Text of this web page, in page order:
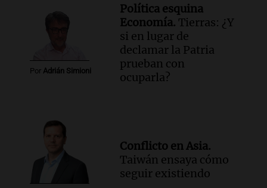
Huawei en Neuquén
Panorama Federal
Episodios
El vicegobernador de Salta resalta
la presencia de 70.000 bolivianos en la
provincia y su integración
Audio.
recordó su paso por Perú: "Nos decía
siempre: ''Difundan el milagro''"
Viva la Radio
Por Adrián Simioni
Política esquina
Economía. Tierras: ¿Y
si en lugar de
declamar la Patria
prueban con
ocuparla?
Conflicto en Asia.
Taiwán ensaya cómo
seguir existiendo